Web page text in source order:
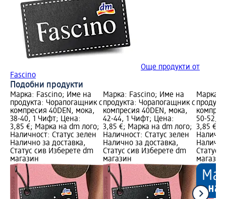
Още продукти от
Fascino
Подобни продукти
Марка: Fascino; Име на
продукта: Чорапогащник с
компресия 40DEN, мока,
38-40, 1 Чифт; Цена:
3,85 €; Марка на dm лого;
Наличност: Статус зелен
Налично за доставка,
Статус сив Изберете dm
магазин
Марка: Fascino; Име на
продукта: Чорапогащник с
компресия 40DEN, мока,
42-44, 1 Чифт; Цена:
3,85 €; Марка на dm лого;
Наличност: Статус зелен
Налично за доставка,
Статус сив Изберете dm
магазин
Марка:
50-52,
3,85 €;
Статус
магазин